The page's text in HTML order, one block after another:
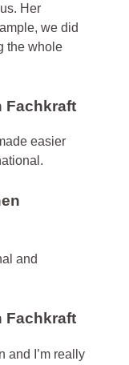
Her
we did
the whole
Fachkraft
easier
and
Fachkraft
and I’m really